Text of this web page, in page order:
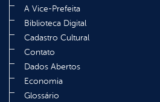
A Vice-Prefeita
Biblioteca Digital
Cadastro Cultural
Contato
Dados Abertos
Economia
Glossário